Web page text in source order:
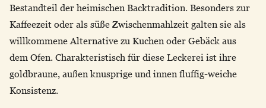
Bestandteil der heimischen Backtradition. Besonders zur
Kaffeezeit oder als süße Zwischenmahlzeit galten sie als
willkommene Alternative zu Kuchen oder Gebäck aus
dem Ofen. Charakteristisch für diese Leckerei ist ihre
goldbraune, außen knusprige und innen fluffig-weiche
Konsistenz.